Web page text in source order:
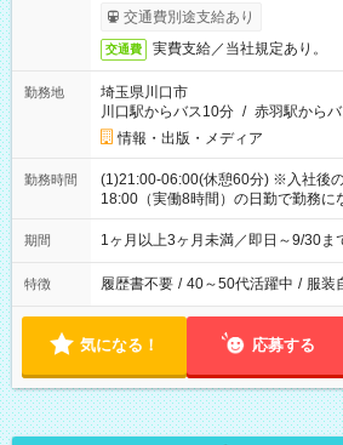
交通費別途支給あり
交通費 実費支給／当社規定あり。
勤務地
埼玉県川口市
川口駅からバス10分 / 赤羽駅から
情報・出版・メディア
勤務時間
(1)21:00-06:00(休憩60分) ※入社後
18:00（実働8時間）の日勤で勤務に
期間 1ヶ月以上3ヶ月未満／即日～9/30ま
特徴 履歴書不要 / 40～50代活躍中 / 服装
気になる！ 応募する